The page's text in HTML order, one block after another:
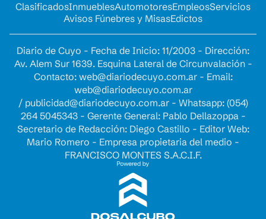
ClasificadosInmueblesAutomotoresEmpleosServicios
Avisos Fúnebres y MisasEdictos
Diario de Cuyo - Fecha de Inicio: 11/2003 - Dirección:
Av. Alem Sur 1639. Esquina Lateral de Circunvalación -
Contacto: web@diariodecuyo.com.ar- Email:
web@diariodecuyo.com.ar
/ publicidad@diariodecuyo.com.ar- Whatsapp: (054)
264 5045343 - Gerente General: Pablo Dellazoppa -
Secretario de Redacción: Diego Castillo - Editor Web:
Mario Romero - Empresa propietaria del medio -
FRANCISCO MONTES S.A.C.I.F.